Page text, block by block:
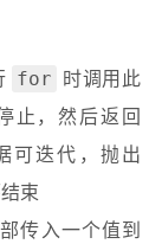
for
时调用此
止，然后返回
可迭代，抛出
束
传入一个值到